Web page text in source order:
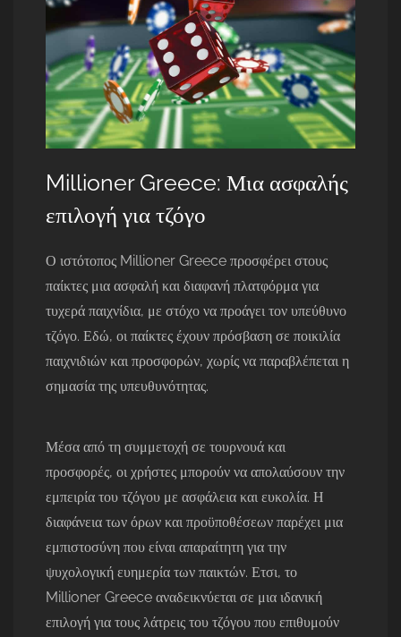
Millioner Greece: Μια ασφαλής
επιλογή για τζόγο
Ο ιστότοπος Millioner Greece προσφέρει στους
παίκτες μια ασφαλή και διαφανή πλατφόρμα για
τυχερά παιχνίδια, με στόχο να προάγει τον υπεύθυνο
τζόγο. Εδώ, οι παίκτες έχουν πρόσβαση σε ποικιλία
παιχνιδιών και προσφορών, χωρίς να παραβλέπεται η
σημασία της υπευθυνότητας.
Μέσα από τη συμμετοχή σε τουρνουά και
προσφορές, οι χρήστες μπορούν να απολαύσουν την
εμπειρία του τζόγου με ασφάλεια και ευκολία. Η
διαφάνεια των όρων και προϋποθέσεων παρέχει μια
εμπιστοσύνη που είναι απαραίτητη για την
ψυχολογική ευημερία των παικτών. Ετσι, το
Millioner Greece αναδεικνύεται σε μια ιδανική
επιλογή για τους λάτρεις του τζόγου που επιθυμούν